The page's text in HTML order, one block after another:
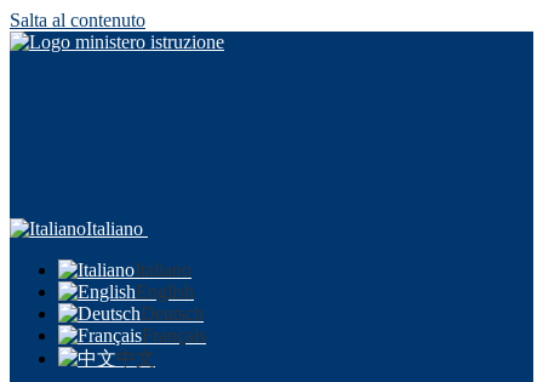
Salta al contenuto
Italiano
Italiano
English
Deutsch
Français
中文